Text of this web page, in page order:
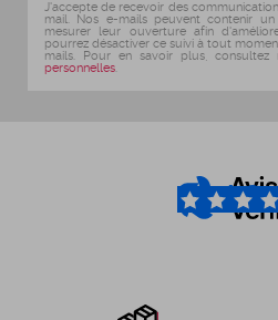
J'accepte de recevoir des
mail. Nos e-mails peuvent contenir
mesurer leur ouverture afin
pourrez désactiver ce suivi à tout
mails. Pour en savoir plus, consultez
personnelles.
4.6/5